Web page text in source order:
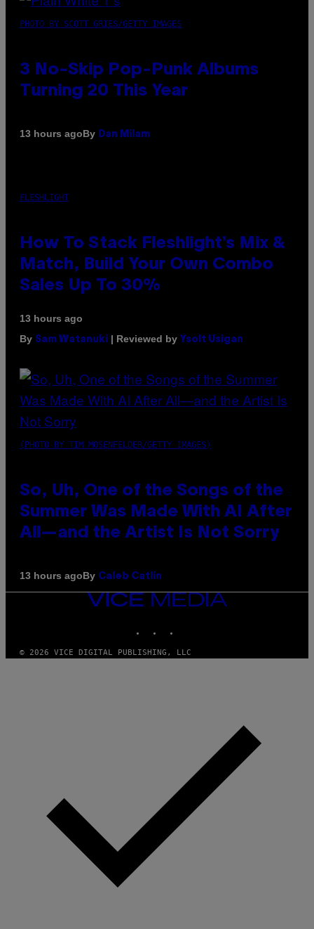
PHOTO BY SCOTT GRIES/GETTY IMAGES
3 No-Skip Pop-Punk Albums
Turning 20 This Year
13 hours agoBy Dan Milam
FLESHLIGHT
How To Stack Fleshlight’s Mix &
Match, Build Your Own Combo
Sales Up To 30%
13 hours ago
By Sam Watanuki | Reviewed by Ysolt Usigan
(PHOTO BY TIM MOSENFELDER/GETTY IMAGES)
So, Uh, One of the Songs of the
Summer Was Made With AI After
All—and the Artist Is Not Sorry
13 hours agoBy Caleb Catlin
VICE
MEDIA
© 2026 VICE DIGITAL PUBLISHING, LLC